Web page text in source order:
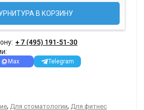
В КОРЗИНУ
+ 7 (495) 191-51-30
Max Telegram
, Для стоматологии, Для фитнес